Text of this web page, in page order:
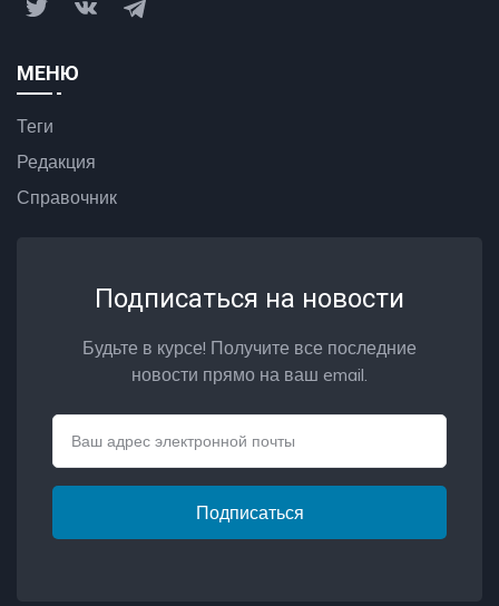
МЕНЮ
Теги
Редакция
Справочник
Подписаться на новости
Будьте в курсе! Получите все последние
новости прямо на ваш email.
Подписаться